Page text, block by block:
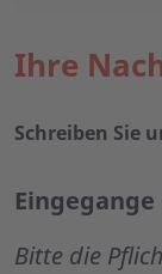
Ihre
Schreiben Sie
Bitte die